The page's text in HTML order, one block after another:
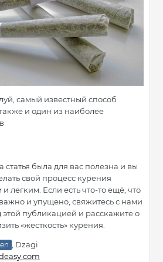
самый известный способ
и один из наиболее
статья была для вас полезна и вы
свой процесс курения
легким. Если есть что-то ещё, что
и упущено, свяжитесь с нами
публикацией и расскажите о
«жесткость» курения.
, Dzagi